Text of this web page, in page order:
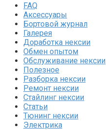
FAQ
Аксессуары
Бортовой журнал
Галерея
Доработка нексии
Обмен опытом
Обслуживание нексии
Полезное
Разборка нексии
Ремонт нексии
Стайлинг нексии
Статьи
Тюнинг нексии
Электрика